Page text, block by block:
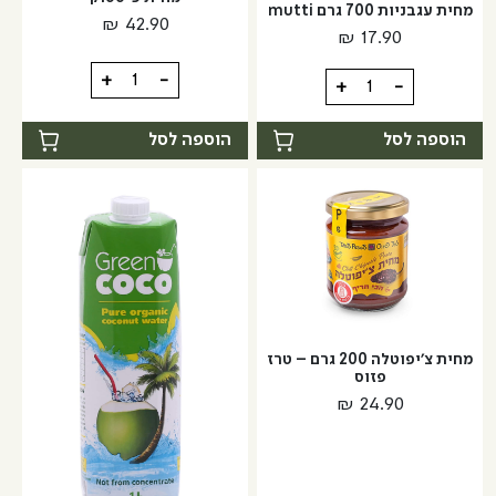
מחית עגבניות 700 גרם mutti
₪ 17.90
-
כמות
של
מחית
עגבניות
700
גרם
mutti
+
הוספה לסל
₪ 42.90
-
כמות
של
מחית
פיסטוק
+
הוספה לסל
מחית צ'יפוטלה 200 גרם – טרז
פזוס
₪ 24.90